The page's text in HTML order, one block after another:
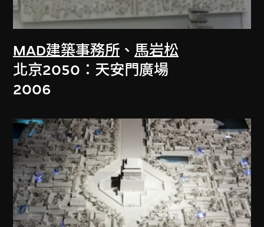
MAD建築事務所 、 馬岩松
北京2050：天安門廣場
2006